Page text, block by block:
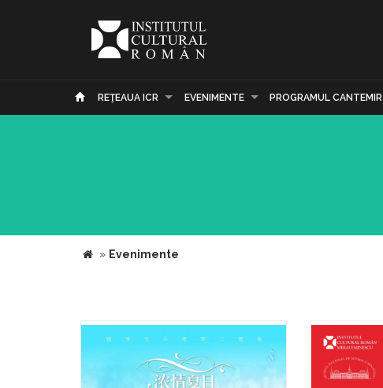
REŢEAUA ICR EVENIMENTE PROGRAMUL CANTEMIR
» Evenimente